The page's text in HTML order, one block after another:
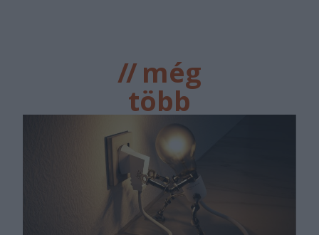
//még
több
főtér.ro